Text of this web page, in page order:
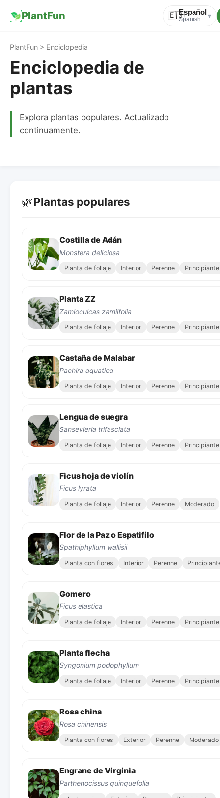
PlantFun 🇪🇸Español
Spanish ▾
PlantFun > Enciclopedia
Enciclopedia de
plantas
Explora plantas populares. Actualizado
continuamente.
🌿Plantas populares
Costilla de Adán
Monstera deliciosa
Planta de follaje Interior Perenne Principiante
Planta ZZ
Zamioculcas zamiifolia
Planta de follaje Interior Perenne Principiante
Castaña de Malabar
Pachira aquatica
Planta de follaje Interior Perenne Principiante
Lengua de suegra
Sansevieria trifasciata
Planta de follaje Interior Perenne Principiante
Ficus hoja de violín
Ficus lyrata
Planta de follaje Interior Perenne Moderado
Flor de la Paz o Espatifilo
Spathiphyllum wallisii
Planta con flores Interior Perenne
Gomero
Ficus elastica
Planta de follaje Interior Perenne Principiante
Planta flecha
Syngonium podophyllum
Planta de follaje Interior Perenne Principiante
Rosa china
Rosa chinensis
Planta con flores Exterior Perenne Moderado
Engrane de Virginia
Parthenocissus quinquefolia